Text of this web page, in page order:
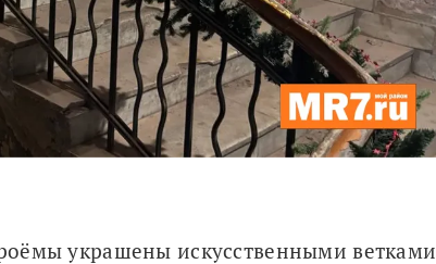
украшены искусственными ветками